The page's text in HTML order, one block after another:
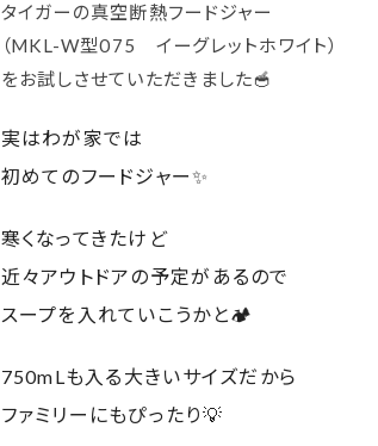
タイガーの真空断熱フードジャー
（MKL-W型075 イーグレットホワイト）
をお試しさせていただきました🥣
実はわが家では
初めてのフードジャー✨
寒くなってきたけど
近々アウトドアの予定があるので
スープを入れていこうかと🏕️
750mLも入る大きいサイズだから
ファミリーにもぴったり💡